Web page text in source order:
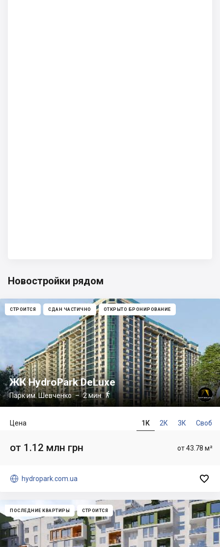
Новостройки рядом
СТРОИТСЯ СДАН ЧАСТИЧНО ОТКРЫТО БРОНИРОВАНИЕ
ЖК HydroPark DeLuxe
Парк им. Шевченко– 2 мин.
1К 2К 3К Своб
Цена
от 43.78 м²
от 1.12 млн грн
 hydropark.com.ua 
ПОСЛЕДНИЕ КВАРТИРЫ СТРОИТСЯ